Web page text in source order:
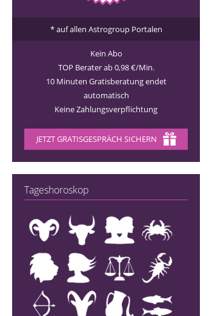
* auf allen Astrogroup Portalen
Kein Abo
TOP Berater ab 0,98 €/Min.
10 Minuten Gratisberatung endet
automatisch
Keine Zahlungsverpflichtung
JETZT GRATISGESPRÄCH SICHERN
Tageshoroskop